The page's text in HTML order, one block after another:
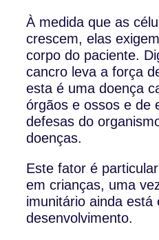
À medida que as
crescem, elas
corpo do paciente.
cancro leva a força
esta é uma doença
órgãos e ossos e de
defesas do
doenças.
Este fator é
em crianças, uma
imunitário ainda está
desenvolvimento.